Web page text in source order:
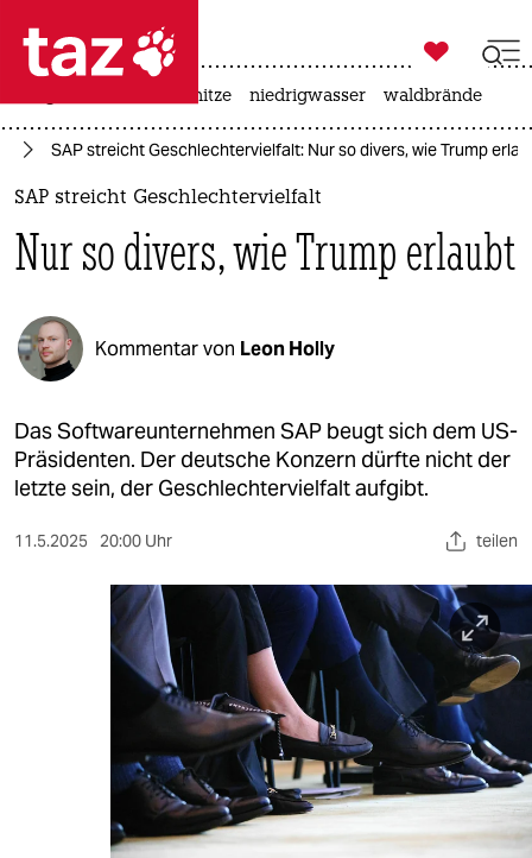
 taz zahl ich
taz zahl ich
politik
öko
gesellschaft
kultur
sport
berlin
wahrheit
veranstaltungen

taz zahl ich
hitze niedrigwasser waldbrände
SAP streicht Geschlechtervielfalt: Nur so divers, wie Trump
SAP streicht Geschlechtervielfalt
Nur so divers, wie Trump erlaubt
Kommentar von Leon Holly
Das Softwareunternehmen SAP beugt sich dem US-
Präsidenten. Der deutsche Konzern dürfte nicht der
letzte sein, der Geschlechtervielfalt aufgibt.
11.5.2025 20:00 Uhr teilen